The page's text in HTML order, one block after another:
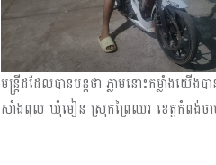
មន្ត្រីដដែលបានបន្តថា ភ្លាមនោះកម្លាំង
សាំងពុល ឃុំមៀន ស្រុកព្រៃឈរ ខេត្តកំពង់ចាម